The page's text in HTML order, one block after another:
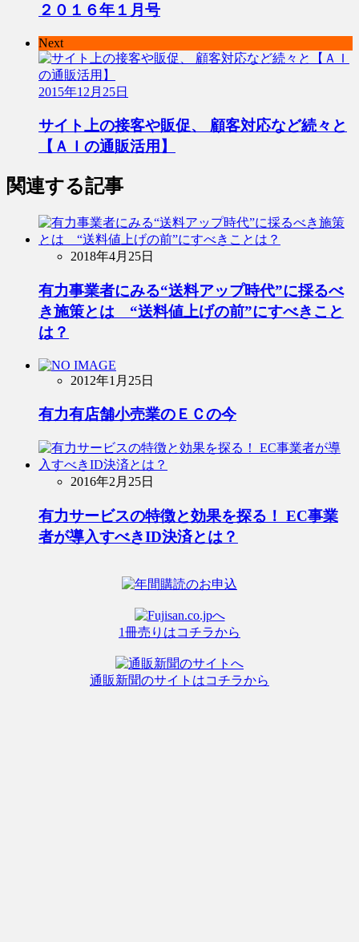
２０１６年１月号
Next
2015年12月25日
サイト上の接客や販促、 顧客対応など続々と
【ＡＩの通販活用】
関連する記事
2018年4月25日
有力事業者にみる“送料アップ時代”に採るべ
き施策とは “送料値上げの前”にすべきこと
は？
2012年1月25日
有力有店舗小売業のＥＣの今
2016年2月25日
有力サービスの特徴と効果を探る！ EC事業
者が導入すべきID決済とは？
1冊売りはコチラから
通販新聞のサイトはコチラから